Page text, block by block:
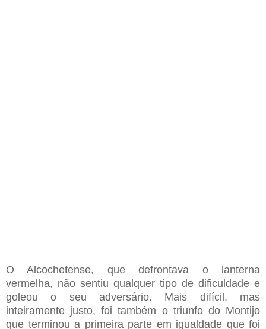
O Alcochetense, que defrontava o lanterna
vermelha, não sentiu qualquer tipo de dificuldade e
goleouo seu adversário. Mais difícil, mas
inteiramente justo, foi também o triunfo do Montijo
que terminou a primeira parte em igualdade que foi